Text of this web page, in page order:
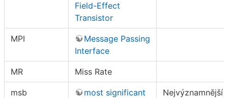
Field-Effect
Transistor
MPI
Message Passing
Interface
MR Miss Rate
msb
most significant
Nejvýznamnější